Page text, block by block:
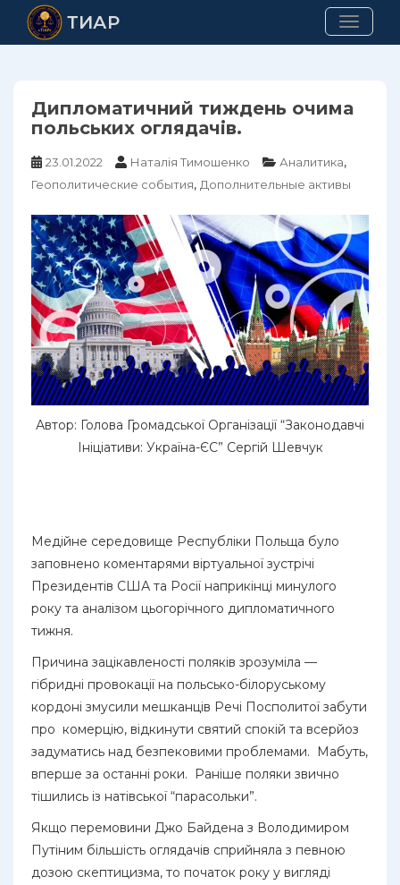
ТИАР
Дипломатичний тиждень очима
польських оглядачів.
23.01.2022 Наталія Тимошенко Аналитика,
Геополитические события, Дополнительные активы
Автор: Голова Громадської Організації “Законодавчі
Ініціативи: Україна-ЄС” Сергій Шевчук
Медійне середовище Республіки Польща було
заповнено коментарями віртуальної зустрічі
Президентів США та Росії наприкінці минулого
року та аналізом цьогорічного дипломатичного
тижня.
Причина зацікавленості поляків зрозуміла —
гібридні провокації на польсько-білоруському
кордоні змусили мешканців Речі Посполитої забути
про комерцію, відкинути святий спокій та всерйоз
задуматись над безпековими проблемами. Мабуть,
вперше за останні роки. Раніше поляки звично
тішились із натівської “парасольки”.
Якщо перемовини Джо Байдена з Володимиром
Путіним більшість оглядачів сприйняла з певною
дозою скептицизма, то початок року у вигляді